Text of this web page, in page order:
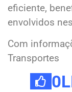
eficiente,
envolvidos
Com
Transportes
0